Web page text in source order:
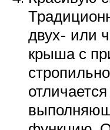
двух- или
крыша с